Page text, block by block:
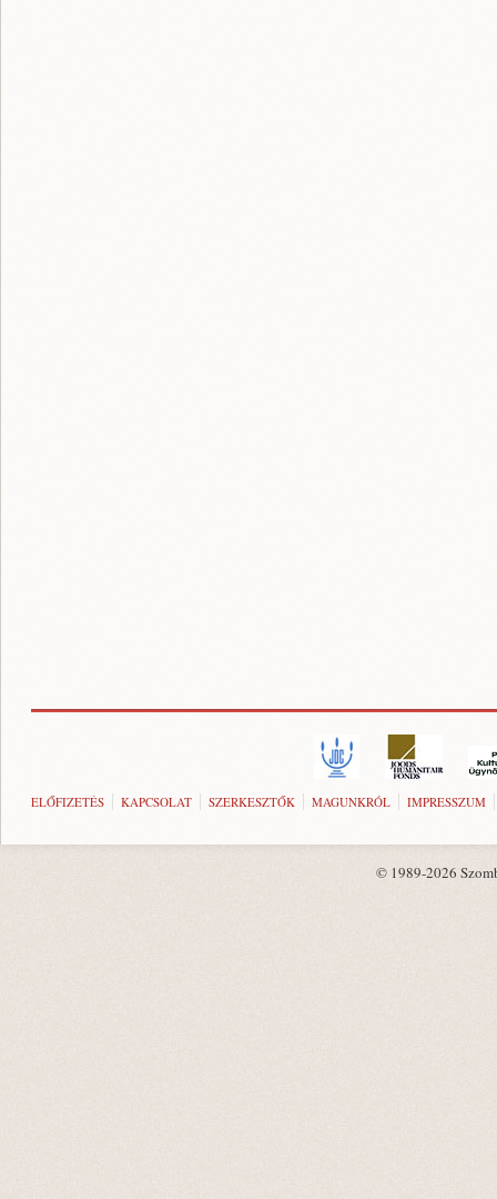
ELŐFIZETÉS KAPCSOLAT SZERKESZTŐK MAGUNKRÓL IMPRESSZUM
© 1989-2026